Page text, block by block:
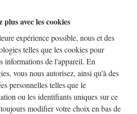
plus avec les cookies
expérience possible, nous et des
telles que les cookies pour
informations de l'appareil. En
vous nous autorisez, ainsi qu'à des
personnelles telles que le
ou les identifiants uniques sur ce
modifier votre choix en bas de
4 FACADES 5 CHAMBRES
|ID: 31483